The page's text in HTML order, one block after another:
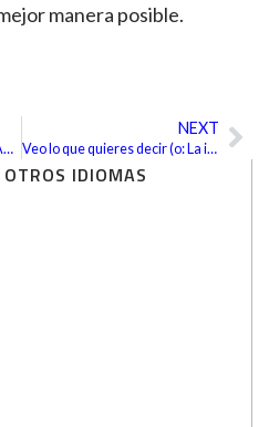
IDIOMAS
manera posible.
Traductores expatriados de América Latina
NEXT
Veo lo que quieres decir (o: La intraducible cara amarilla de la muerte)